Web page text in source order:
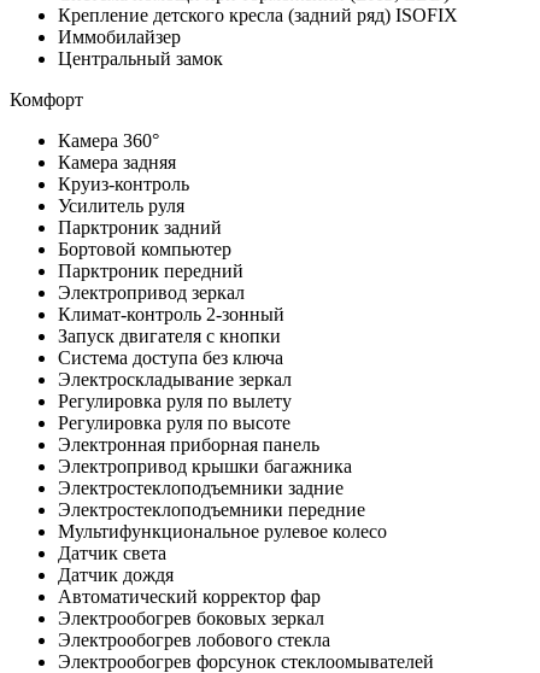
Крепление детского кресла (задний ряд) ISOFIX
Иммобилайзер
Центральный замок
Комфорт
Камера 360°
Камера задняя
Круиз-контроль
Усилитель руля
Парктроник задний
Бортовой компьютер
Парктроник передний
Электропривод зеркал
Климат-контроль 2-зонный
Запуск двигателя с кнопки
Система доступа без ключа
Электроскладывание зеркал
Регулировка руля по вылету
Регулировка руля по высоте
Электронная приборная панель
Электропривод крышки багажника
Электростеклоподъемники задние
Электростеклоподъемники передние
Мультифункциональное рулевое колесо
Датчик света
Датчик дождя
Автоматический корректор фар
Электрообогрев боковых зеркал
Электрообогрев лобового стекла
Электрообогрев форсунок стеклоомывателей